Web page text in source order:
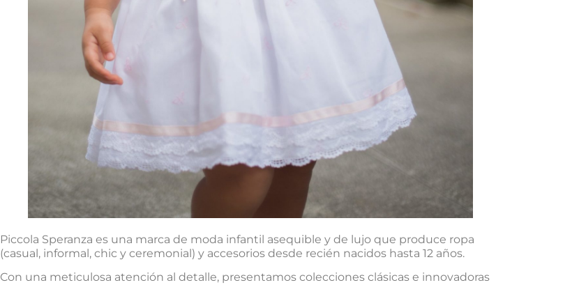
Piccola Speranza es una marca de moda infantil asequible y de lujo que produce ropa
(casual, informal, chic y ceremonial) y accesorios desde recién nacidos hasta 12 años.
Con una meticulosa atención al detalle, presentamos colecciones clásicas e innovadoras